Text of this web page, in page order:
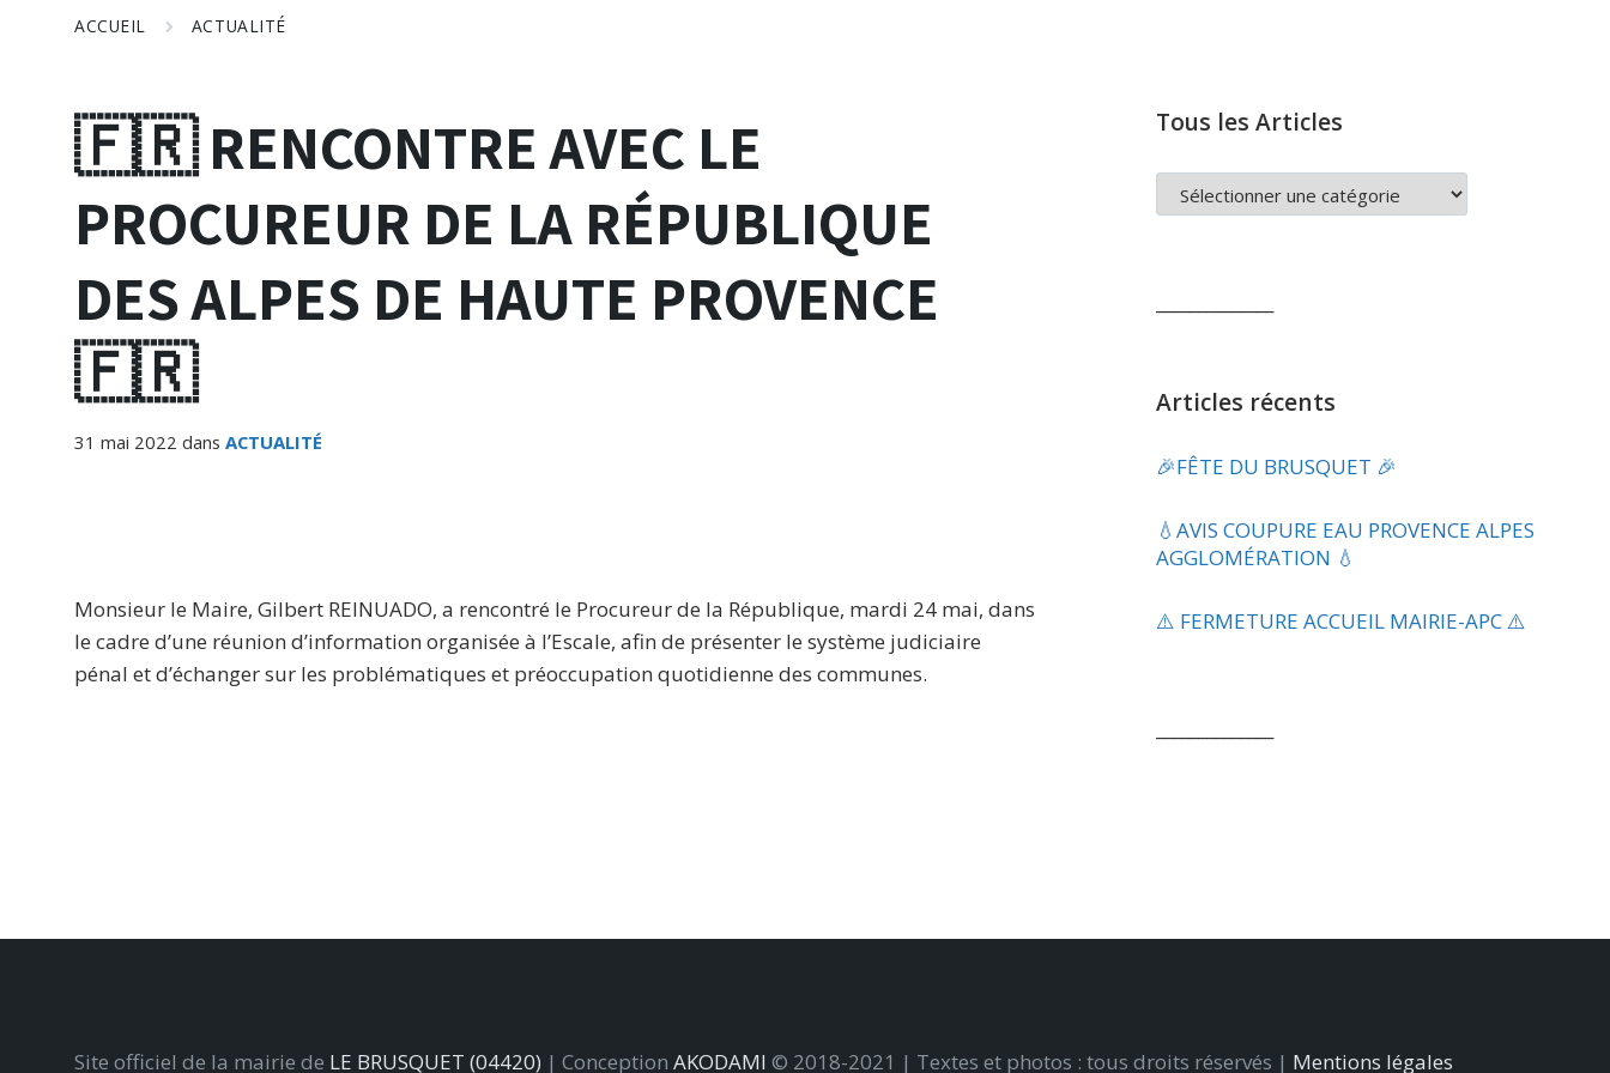
ACCUEIL ACTUALITÉ
🇫🇷​ RENCONTRE AVEC LE
PROCUREUR DE LA RÉPUBLIQUE
DES ALPES DE HAUTE PROVENCE
🇫🇷
31 mai 2022 dans ACTUALITÉ
Monsieur le Maire, Gilbert REINUADO, a rencontré le Procureur de la République, mardi 24 mai, dans
le cadre d’une réunion d’information organisée à l’Escale, afin de présenter le système judiciaire
pénal et d’échanger sur les problématiques et préoccupation quotidienne des communes.
Tous les Articles
TOUS
LES
Articles récents
🎉FÊTE DU BRUSQUET 🎉
💧​AVIS COUPURE EAU PROVENCE ALPES
AGGLOMÉRATION 💧
⚠️ FERMETURE ACCUEIL MAIRIE-APC ⚠️
Site officiel de la mairie de LE BRUSQUET (04420) | Conception AKODAMI © 2018-2021 | Textes et photos : tous droits réservés | Mentions légales